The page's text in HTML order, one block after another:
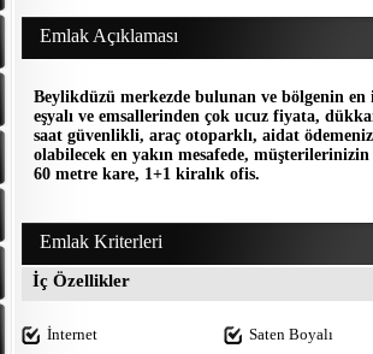
Emlak Açıklaması
Beylikdüzü merkezde bulunan ve bölgenin en
eşyalı ve emsallerinden çok ucuz fiyata,
saat güvenlikli, araç otoparklı, aidat
olabilecek en yakın mesafede,
60 metre kare, 1+1 kiralık ofis.
Emlak Kriterleri
İç Özellikler
İnternet Saten Boyalı